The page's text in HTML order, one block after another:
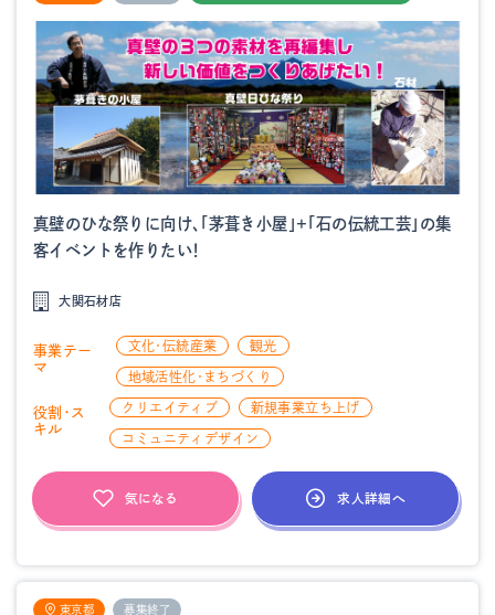
真壁のひな祭りに向け、「茅葺き小屋」+「石の伝統工芸」の集
客イベントを作りたい！
大関石材店
事業テー
マ
文化・伝統産業 観光
地域活性化・まちづくり
役割・ス
キル
クリエイティブ 新規事業立ち上げ
コミュニティデザイン
気になる 求人詳細へ
東京都 募集終了